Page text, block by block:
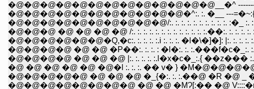
�@�@�@�@�@�@�@�@�@�@�@�@�@__�^ -------
�@�@�@�@�@�@�@�@�@�@�@�^:. :. �__ ---=�~:{:.
�@�@�@�@�@�@�@�@�@�@/:. :. :. :. :. :. :. :. :. :. :�_ :. :.
�@�@�@ �@ �@ �@ �@ /:. :. :. :. :. :. :. :. :. :. :. :. :.��:. :. :. :. :.
�@�@�@�@�@�@�Q,�c:. :. :. :. :.i :. :. :. �l�\�]�]: |:. :. :. :. :.
�@�@�@�@ �@ �@ �P��:. :. :. : �l�:. :. :.���f�c�_:. :.
�@�@�@�@ �@ �@ �@ |:. :. :. :. :.l�x�c�_:.{ ��z��� :. :.
�@ �@ �@ �@ �@ �@�l :. :. :. �� v� }
�@�@�@�@�@ �@ �@ �@ �_{�:. :. :.��@ �R
�@�@�@�@�@�@�@�@ �@ �@ �MɁ[:�� �@